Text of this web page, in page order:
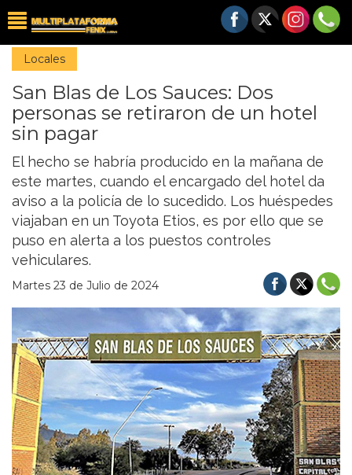
Locales
San Blas de Los Sauces: Dos
personas se retiraron de un hotel
sin pagar
El hecho se habría producido en la mañana de
este martes, cuando el encargado del hotel da
aviso a la policía de lo sucedido. Los huéspedes
viajaban en un Toyota Etios, es por ello que se
puso en alerta a los puestos controles
vehiculares.
Martes 23 de Julio de 2024